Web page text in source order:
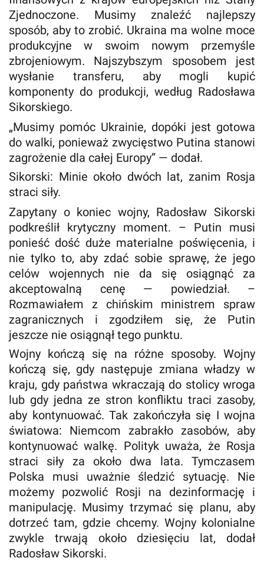
Zjednoczone. Musimy znaleźć najlepszy
sposób, aby to zrobić. Ukraina ma wolne moce
produkcyjne w swoim nowym przemyśle
zbrojeniowym. Najszybszym sposobem jest
wysłanie transferu, aby mogli kupić
komponenty do produkcji, według Radosława
Sikorskiego.
„Musimy pomóc Ukrainie, dopóki jest gotowa
do walki, ponieważ zwycięstwo Putina stanowi
zagrożenie dla całej Europy” — dodał.
Sikorski: Minie około dwóch lat, zanim Rosja
straci siły.
Zapytany o koniec wojny, Radosław Sikorski
podkreślił krytyczny moment. – Putin musi
ponieść dość duże materialne poświęcenia, i
nie tylko to, aby zdać sobie sprawę, że jego
celów wojennych nie da się osiągnąć za
akceptowalną cenę — powiedział. –
Rozmawiałem z chińskim ministrem spraw
zagranicznych i zgodziłem się, że Putin
jeszcze nie osiągnął tego punktu.
Wojny kończą się na różne sposoby. Wojny
kończą się, gdy następuje zmiana władzy w
kraju, gdy państwa wkraczają do stolicy wroga
lub gdy jedna ze stron konfliktu traci zasoby,
aby kontynuować. Tak zakończyła się I wojna
światowa: Niemcom zabrakło zasobów, aby
kontynuować walkę. Polityk uważa, że ​​Rosja
straci siły za około dwa lata. Tymczasem
Polska musi uważnie śledzić sytuację. Nie
możemy pozwolić Rosji na dezinformację i
manipulację. Musimy trzymać się planu, aby
dotrzeć tam, gdzie chcemy. Wojny kolonialne
zwykle trwają około dziesięciu lat, dodał
Radosław Sikorski.